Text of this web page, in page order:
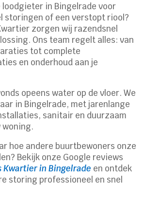
loodgieter in Bingelrade voor
storingen of een verstopt riool?
zorgen wij razendsnel
Ons team regelt alles: van
tot complete
en onderhoud aan je
opeens water op de vloer. We
in Bingelrade, met jarenlange
sanitair en duurzaam
woning.
hoe andere buurtbewoners onze
Bekijk onze Google reviews
Kwartier in Bingelrade en ontdek
storing professioneel en snel